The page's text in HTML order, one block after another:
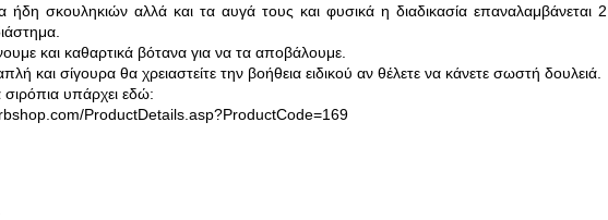
ήδη σκουληκιών αλλά και τα αυγά τους και φυσικά η διαδικασία επαναλαμβάνεται 2
και καθαρτικά βότανα για να τα αποβάλουμε.
και σίγουρα θα χρειαστείτε την βοήθεια ειδικού αν θέλετε να κάνετε σωστή δουλειά.
υπάρχει εδώ:
ProductDetails.asp?ProductCode=169